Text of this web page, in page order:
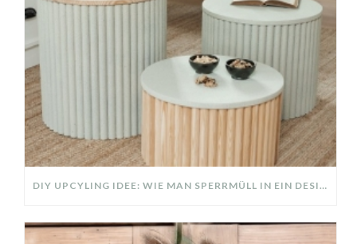
DIY UPCYLING IDEE: WIE MAN SPERRMÜLL IN EIN DESIGNER TEIL VERWANDELT